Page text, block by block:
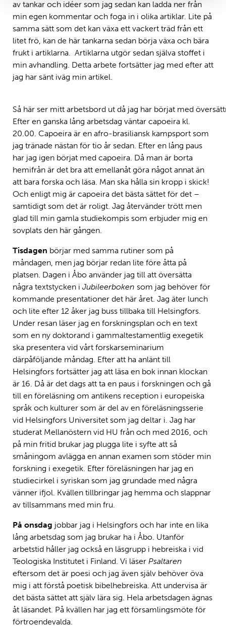
av tankar och idéer som jag sedan kan ladda ner från
min egen kommentar och foga in i olika artiklar. Lite på
samma sätt som det kan växa ett vackert träd från ett
litet frö, kan de här tankarna sedan börja växa och bära
frukt i artiklarna. Artiklarna utgör sedan själva stoffet i
min avhandling. Detta arbete fortsätter jag med efter att
jag har sänt iväg min artikel.
Så här ser mitt arbetsbord ut då jag har börjat med
Efter en ganska lång arbetsdag väntar capoeira kl.
20.00. Capoeira är en afro-brasiliansk kampsport som
jag tränade nästan för tio år sedan. Efter en lång paus
har jag igen börjat med capoeira. Då man är borta
hemifrån är det bra att emellanåt göra något annat än
att bara forska och läsa. Man ska hålla sin kropp i skick!
Och enligt mig är capoeira det bästa sättet för det –
samtidigt som det är roligt. Jag återvänder trött men
glad till min gamla studiekompis som erbjuder mig en
sovplats den här gången.
Tisdagen börjar med samma rutiner som på
måndagen, men jag börjar redan lite före åtta på
platsen. Dagen i Åbo använder jag till att översätta
några textstycken i Jubileerboken som jag behöver för
kommande presentationer det här året. Jag äter lunch
och lite efter 12 åker jag buss tillbaka till Helsingfors.
Under resan läser jag en forskningsplan och en text
som en ny doktorand i gammaltestamentlig exegetik
ska presentera vid vårt forskarseminarium
därpåföljande måndag. Efter att ha anlänt till
Helsingfors fortsätter jag att läsa en bok innan klockan
är 16. Då är det dags att ta en paus i forskningen och gå
till en föreläsning om antikens reception i europeiska
språk och kulturer som är del av en föreläsningsserie
vid Helsingfors Universitet som jag deltar i. Jag har
studerat Mellanöstern vid HU från och med 2016, och
på min fritid brukar jag plugga lite i syfte att så
småningom avlägga en annan examen som stöder min
forskning i exegetik. Efter föreläsningen har jag en
studiecirkel i syriskan som jag grundade med några
vänner ifjol. Kvällen tillbringar jag hemma och slappnar
av tillsammans med min fru.
På onsdag jobbar jag i Helsingfors och har inte en lika
lång arbetsdag som jag brukar ha i Åbo. Utanför
arbetstid håller jag också en läsgrupp i hebreiska i vid
Teologiska Institutet i Finland. Vi läser Psaltaren
eftersom det är poesi och jag även själv behöver öva
mig i att förstå poetisk bibelhebreiska. Att undervisa är
det bästa sättet att själv lära sig. Hela arbetsdagen ägnas
åt läsandet. På kvällen har jag ett församlingsmöte för
förtroendevalda.